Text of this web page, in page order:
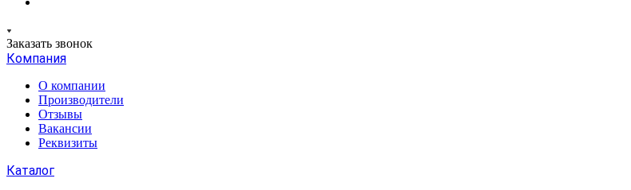
Заказать звонок
Компания
О компании
Производители
Отзывы
Вакансии
Реквизиты
Каталог